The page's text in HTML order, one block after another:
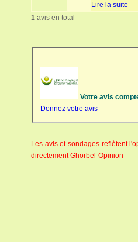
Lire la suite
1 avis en total
Votre avis
Donnez votre avis
Les avis et sondages reflètent
directement Ghorbel-Opinion